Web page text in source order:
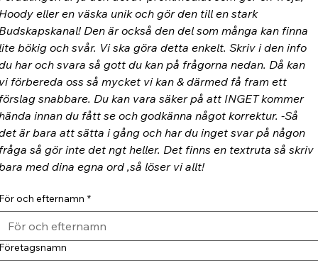
eller en väska unik och gör den till en stark
Den är också den del som många kan finna
bökig och svår. Vi ska göra detta enkelt. Skriv i den info
har och svara så gott du kan på frågorna nedan. Då kan
förbereda oss så mycket vi kan & därmed få fram ett
snabbare. Du kan vara säker på att INGET kommer
innan du fått se och godkänna något korrektur. -Så
är bara att sätta i gång och har du inget svar på någon
så gör inte det ngt heller. Det finns en textruta så skriv
med dina egna ord ,så löser vi allt!
och efternamn *